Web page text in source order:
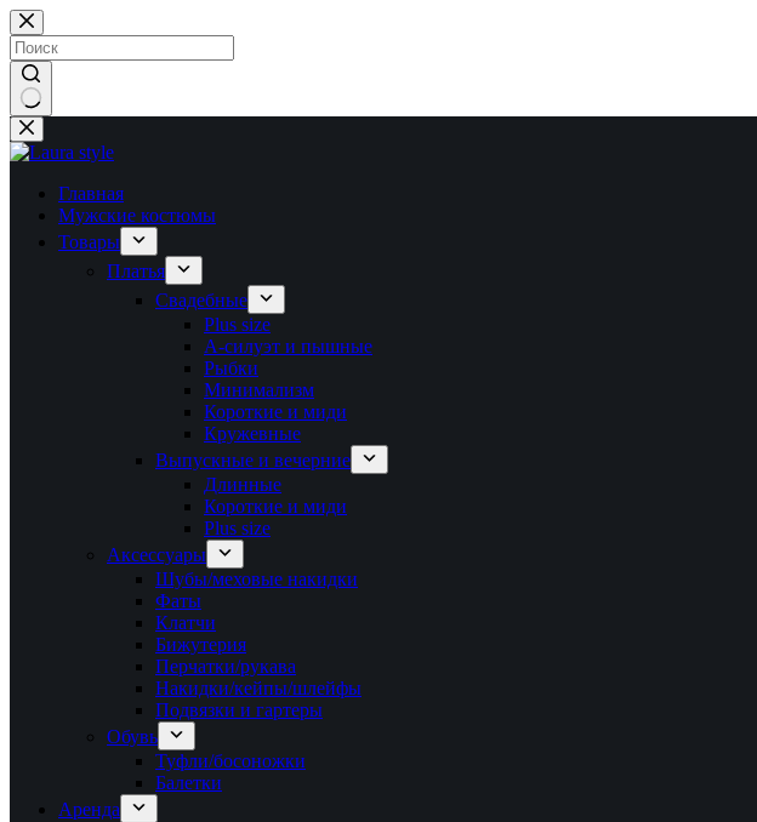
Перейти
к
сути
Ничего
не
Главная
Мужские костюмы
Товары
Платья
Свадебные
Plus size
А-силуэт и пышные
Рыбки
Минимализм
Короткие и миди
Кружевные
Выпускные и вечерние
Длинные
Короткие и миди
Plus size
Аксессуары
Шубы/меховые накидки
Фаты
Клатчи
Бижутерия
Перчатки/рукава
Накидки/кейпы/шлейфы
Подвязки и гартеры
Обувь
Туфли/босоножки
Балетки
Аренда